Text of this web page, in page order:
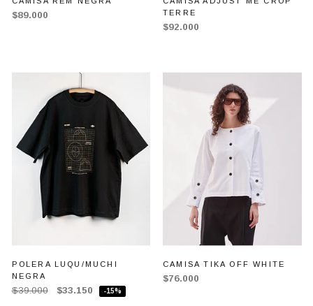
$89.000
TERRE
$92.000
POLERA LUQU/MUCHI
NEGRA
$39.000 $33.150 -15%
CAMISA TIKA OFF WHITE
$76.000